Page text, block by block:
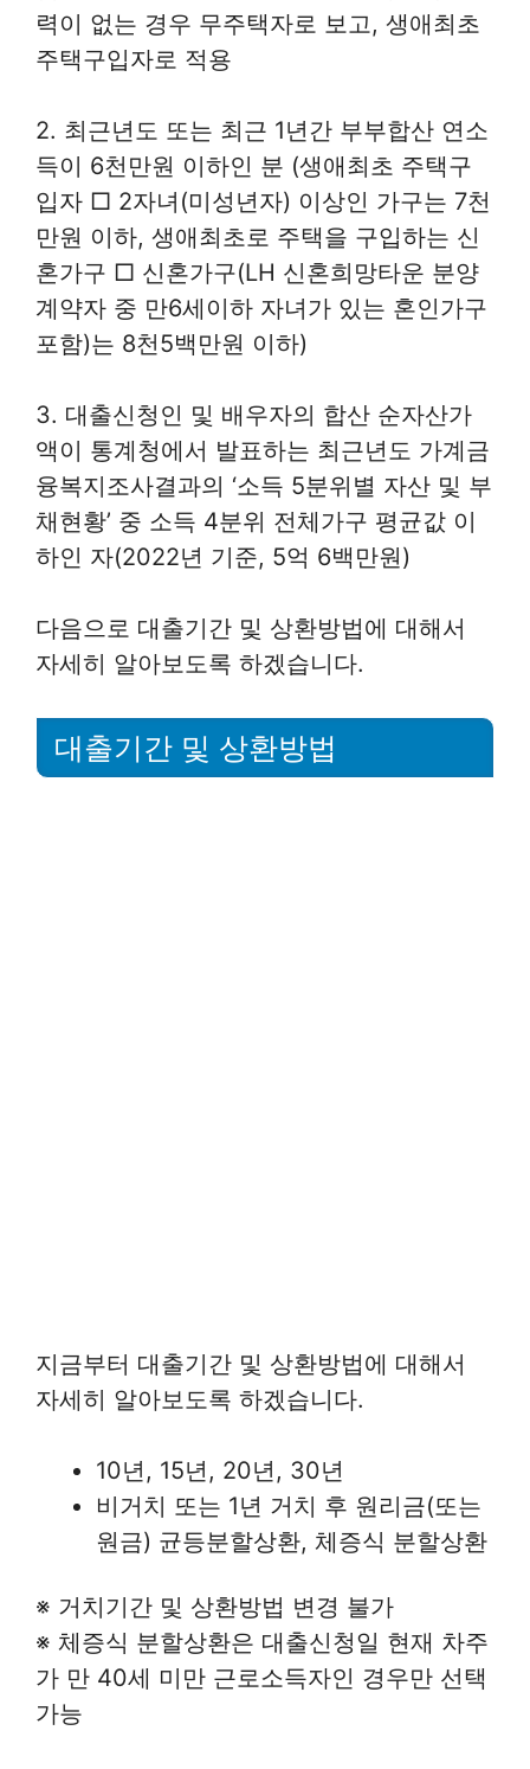
력이 없는 경우 무주택자로 보고, 생애최초
주택구입자로 적용
2. 최근년도 또는 최근 1년간 부부합산 연소
득이 6천만원 이하인 분 (생애최초 주택구
입자 □ 2자녀(미성년자) 이상인 가구는 7천
만원 이하, 생애최초로 주택을 구입하는 신
혼가구 □ 신혼가구(LH 신혼희망타운 분양
계약자 중 만6세이하 자녀가 있는 혼인가구
포함)는 8천5백만원 이하)
3. 대출신청인 및 배우자의 합산 순자산가
액이 통계청에서 발표하는 최근년도 가계금
융복지조사결과의 ‘소득 5분위별 자산 및 부
채현황’ 중 소득 4분위 전체가구 평균값 이
하인 자(2022년 기준, 5억 6백만원)
다음으로 대출기간 및 상환방법에 대해서
자세히 알아보도록 하겠습니다.
대출기간 및 상환방법
지금부터 대출기간 및 상환방법에 대해서
자세히 알아보도록 하겠습니다.
10년, 15년, 20년, 30년
비거치 또는 1년 거치 후 원리금(또는
원금) 균등분할상환, 체증식 분할상환
※ 거치기간 및 상환방법 변경 불가
※ 체증식 분할상환은 대출신청일 현재 차주
가 만 40세 미만 근로소득자인 경우만 선택
가능